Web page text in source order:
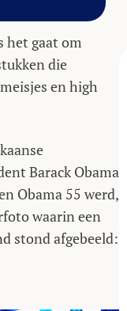
het gaat om
die
en high
Barack Obama
Obama 55 werd,
waarin een
stond afgebeeld: